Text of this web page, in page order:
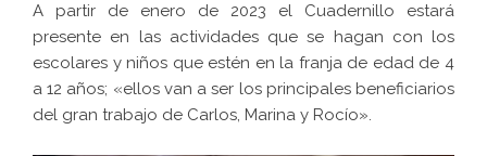
A partir de enero de 2023 el Cuadernillo estará
presente en las actividades que se hagan con los
escolares y niños que estén en la franja de edad de 4
a 12 años; «ellos van a ser los principales beneficiarios
del gran trabajo de Carlos, Marina y Rocío».